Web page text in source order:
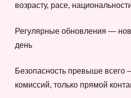
возрасту, расе,
Регулярные обновления —
день
Безопасность превыше всего
комиссий, только прямой